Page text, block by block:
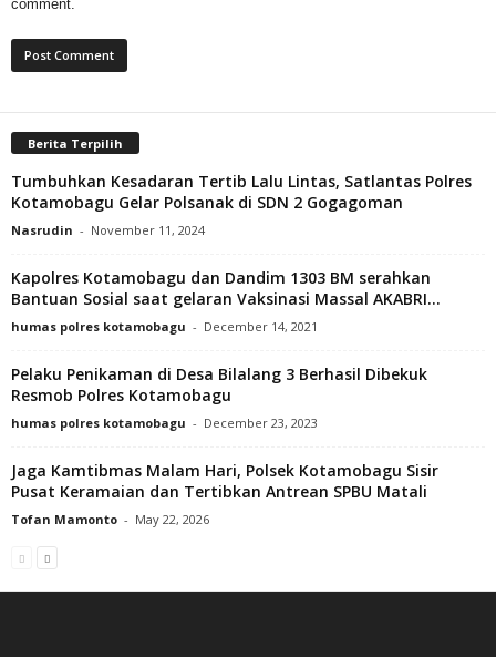
comment.
Berita Terpilih
Tumbuhkan Kesadaran Tertib Lalu Lintas, Satlantas Polres
Kotamobagu Gelar Polsanak di SDN 2 Gogagoman
Nasrudin - November 11, 2024
Kapolres Kotamobagu dan Dandim 1303 BM serahkan
Bantuan Sosial saat gelaran Vaksinasi Massal AKABRI...
humas polres kotamobagu - December 14, 2021
Pelaku Penikaman di Desa Bilalang 3 Berhasil Dibekuk
Resmob Polres Kotamobagu
humas polres kotamobagu - December 23, 2023
Jaga Kamtibmas Malam Hari, Polsek Kotamobagu Sisir
Pusat Keramaian dan Tertibkan Antrean SPBU Matali
Tofan Mamonto - May 22, 2026